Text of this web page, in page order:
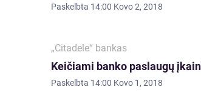
Paskelbta 14:00 Kovo 2, 2018
„Citadele“ bankas
Keičiami banko paslaugų
Paskelbta 14:00 Kovo 1, 2018